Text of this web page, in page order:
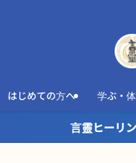
はじめての方へ 学ぶ・
言靈ヒーリ